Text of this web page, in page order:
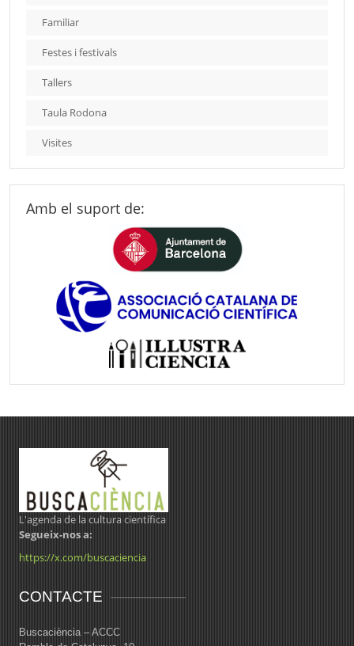
Familiar
Festes i festivals
Tallers
Taula Rodona
Visites
Amb el suport de:
L'agenda de la cultura científica
Segueix-nos a:
https://x.com/buscaciencia
CONTACTE
Buscaciència – ACCC